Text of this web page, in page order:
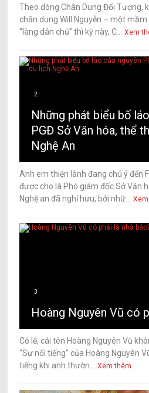
Theo dòng Chân Dung Đối Tượng,
chân dung Will Nguyễn – một
“làng dân chủ” thì kỳ này, C...
Xem
2
Những phát biểu bố
PGĐ Sở Văn hóa, thể
Nghệ An
Anh em thiện lành đang chú ý đến
được cho là Phó giám đốc Sở Văn
Nghệ an đã nghỉ hưu, bởi nhữ...
3
Hoàng Nguyên Vũ có
Có lẽ, cái tên Hoàng Nguyên Vũ
“Sự nổi tiếng” của Hoàng Nguyên
tiếng khi anh thườn...
Xem thêm